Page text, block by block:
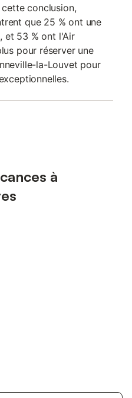
conclusion,
que 25 % ont une
et 53 % ont l'Air
pour réserver une
la-Louvet pour
à